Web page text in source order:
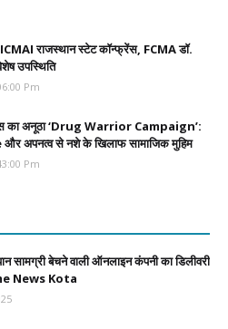
राजस्थान स्टेट कॉन्फ्रेंस, FCMA डॉ.
उपस्थिति
Pm
का अनूठा ‘Drug Warrior Campaign’:
अपनत्व से नशे के खिलाफ सामाजिक मुहिम
Pm
सामग्री बेचने वाली ऑनलाइन कंपनी का डिलीवरी
News Kota